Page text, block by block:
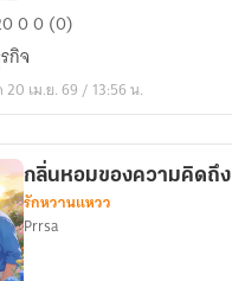
00 (0)
กิจ
เม.ย. 69 / 13:56 น.
กลิ่นหอมของความคิดถึง
รักหวานแหวว
Prrsa